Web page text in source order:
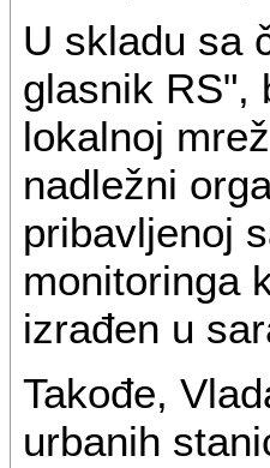
U skladu sa
glasnik RS",
lokalnoj
nadležni
pribavljenoj
monitoringa
izrađen u
Takođe,
urbanih